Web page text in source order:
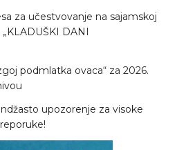
za učestvovanje na sajamskoj
DANI
podmlatka ovaca“ za 2026.
upozorenje za visoke